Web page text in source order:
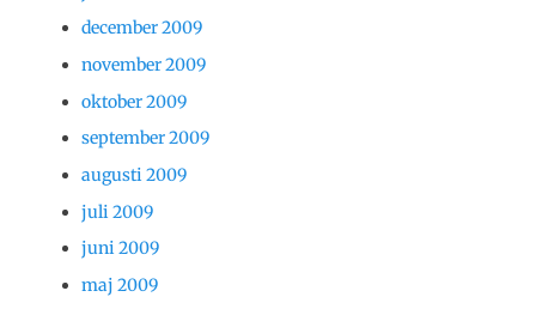
december 2009
november 2009
oktober 2009
september 2009
augusti 2009
juli 2009
juni 2009
maj 2009